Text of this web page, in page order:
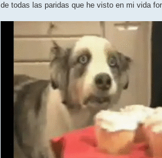
de todas las paridas que he visto en mi vida